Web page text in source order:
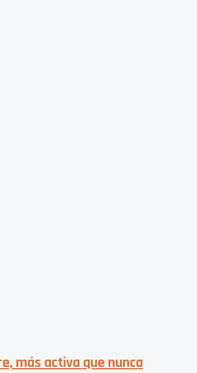
más activa que nunca